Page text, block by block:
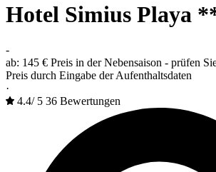
Hotel Simius Playa
-
ab: 145 € Preis in der Nebensaison - prüfen
Preis durch Eingabe der Aufenthaltsdaten
·
4.4/ 5 36 Bewertungen